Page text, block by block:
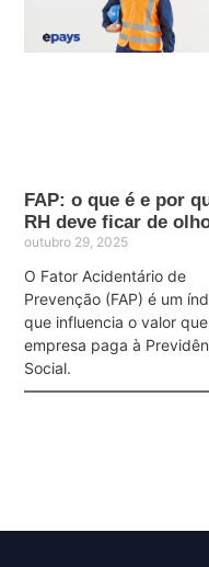
FAP: o que é e por
RH deve ficar de
outubro 29, 2025
O Fator Acidentário de
Prevenção (FAP) é um
que influencia o valor
empresa paga à
Social.